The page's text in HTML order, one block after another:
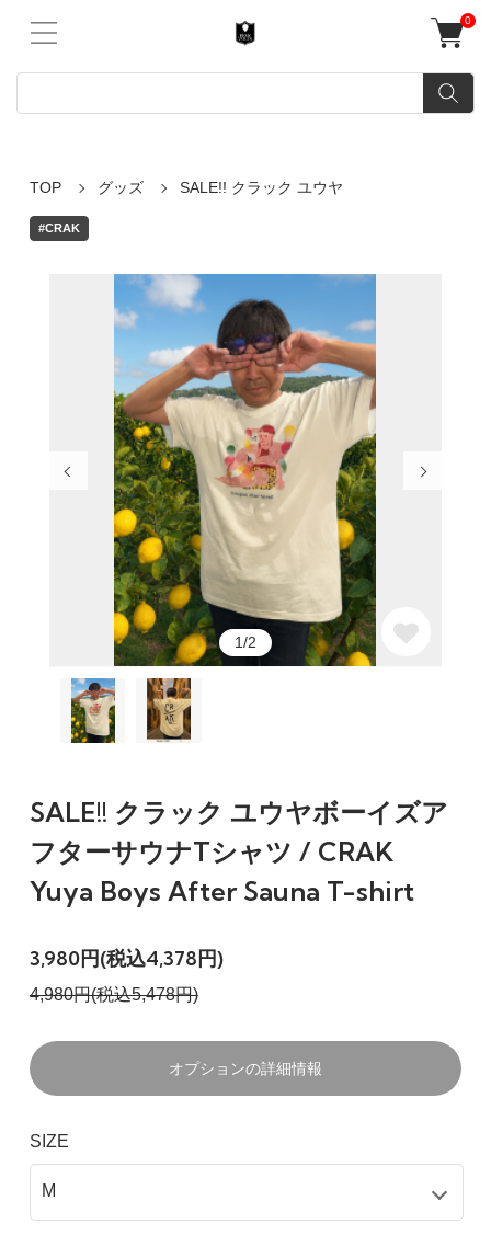
0
TOP グッズ SALE!! クラック ユウヤ
#CRAK
1/2
SALE!! クラック ユウヤボーイズア
フターサウナTシャツ / CRAK
Yuya Boys After Sauna T-shirt
3,980円(税込4,378円)
4,980円(税込5,478円)
オプションの詳細情報
SIZE